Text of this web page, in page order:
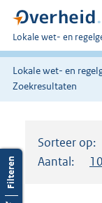
U
bent
hier:
Lokale wet- en
Lokale wet- en
Zoekresultaten
Sorteer op:
Aantal:
10